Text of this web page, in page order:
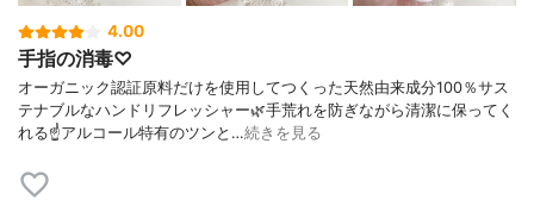
4.00
手指の消毒♡
オーガニック認証原料だけを使用してつくった天然由来成分100％サス
テナブルなハンドリフレッシャー🌿手荒れを防ぎながら清潔に保ってく
れる☝️アルコール特有のツンと…続きを見る